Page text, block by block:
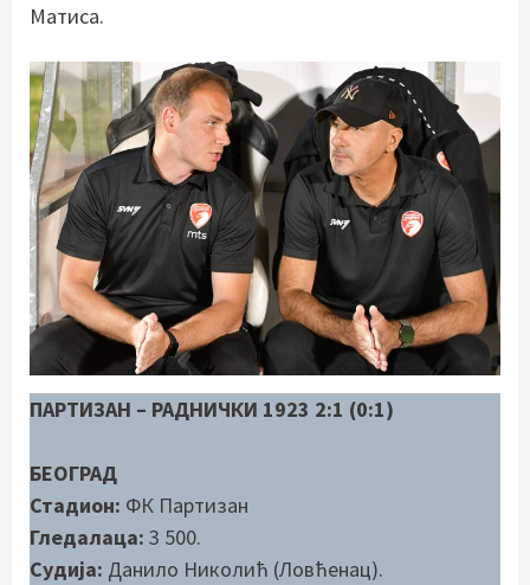
Матиса.
ПАРТИЗАН – РАДНИЧКИ 1923 2:1 (0:1)
БЕОГРАД
Стадион: ФК Партизан
Гледалаца: 3 500.
Судија: Данило Николић (Ловћенац).